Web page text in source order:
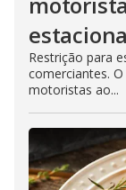
Restrição para
comerciantes.
motoristas ao...